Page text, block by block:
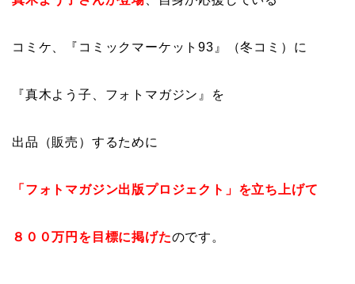
コミケ、『コミックマーケット93』（冬コミ）に
『真木よう子、フォトマガジン』を
出品（販売）するために
「フォトマガジン出版プロジェクト」を立ち上げて
８００万円を目標に掲げたのです。